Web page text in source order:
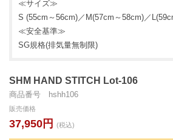
≪サイズ≫
S (55cm～56cm)／M(57cm～58cm)／
≪安全基準≫
SG規格(排気量無制限)
SHM HAND STITCH Lot-106
商品番号 hshh106
販売価格
37,950円 (税込)